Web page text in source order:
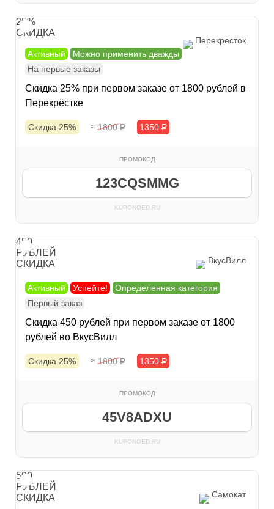
25%
СКИДКА
Перекрёсток
Активный
Можно применить дважды
На первые заказы
Скидка 25% при первом заказе от 1800 рублей в
Перекрёстке
Скидка 25% ≈ 1800Р 1350 Р
ПРОМОКОД
123CQSMMG
KUPONOED.RU
450
РУБЛЕЙ
СКИДКА
ВкусВилл
Активный Успейте!
Определенная категория
Первый заказ
Скидка 450 рублей при первом заказе от 1800
рублей во ВкусВилл
Скидка 25% ≈ 1800Р 1350 Р
ПРОМОКОД
45V8ADXU
KUPONOED.RU
500
РУБЛЕЙ
СКИДКА
Самокат